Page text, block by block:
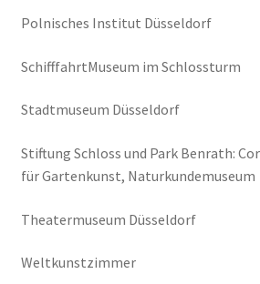
Polnisches Institut Düsseldorf
SchifffahrtMuseum im Schlossturm
Stadtmuseum Düsseldorf
Stiftung Schloss und Park Benrath:
für Gartenkunst, Naturkundemuseum
Theatermuseum Düsseldorf
Weltkunstzimmer